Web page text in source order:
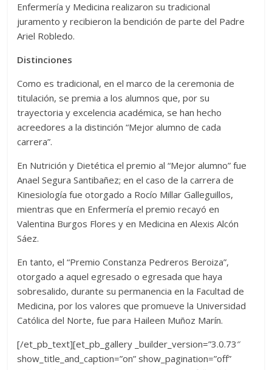
Enfermería y Medicina realizaron su tradicional
juramento y recibieron la bendición de parte del Padre
Ariel Robledo.
Distinciones
Como es tradicional, en el marco de la ceremonia de
titulación, se premia a los alumnos que, por su
trayectoria y excelencia académica, se han hecho
acreedores a la distinción “Mejor alumno de cada
carrera”.
En Nutrición y Dietética el premio al “Mejor alumno” fue
Anael Segura Santibañez; en el caso de la carrera de
Kinesiología fue otorgado a Rocío Millar Galleguillos,
mientras que en Enfermería el premio recayó en
Valentina Burgos Flores y en Medicina en Alexis Alcón
Sáez.
En tanto, el “Premio Constanza Pedreros Beroiza”,
otorgado a aquel egresado o egresada que haya
sobresalido, durante su permanencia en la Facultad de
Medicina, por los valores que promueve la Universidad
Católica del Norte, fue para Haileen Muñoz Marín.
[/et_pb_text][et_pb_gallery _builder_version=”3.0.73″
show_title_and_caption=”on” show_pagination=”off”